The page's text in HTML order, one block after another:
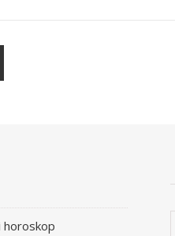
horoskop